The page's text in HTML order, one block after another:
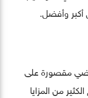
وأفضل.
مقصورة على
من المزايا